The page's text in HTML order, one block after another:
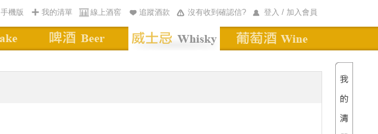
登入 / 加入會員
沒有收到確認信?
追蹤酒款
線上酒窖
我的清單
手機版